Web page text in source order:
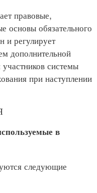
правовые,
основы обязательного
и регулирует
дополнительной
системы
при наступлении
в
следующие